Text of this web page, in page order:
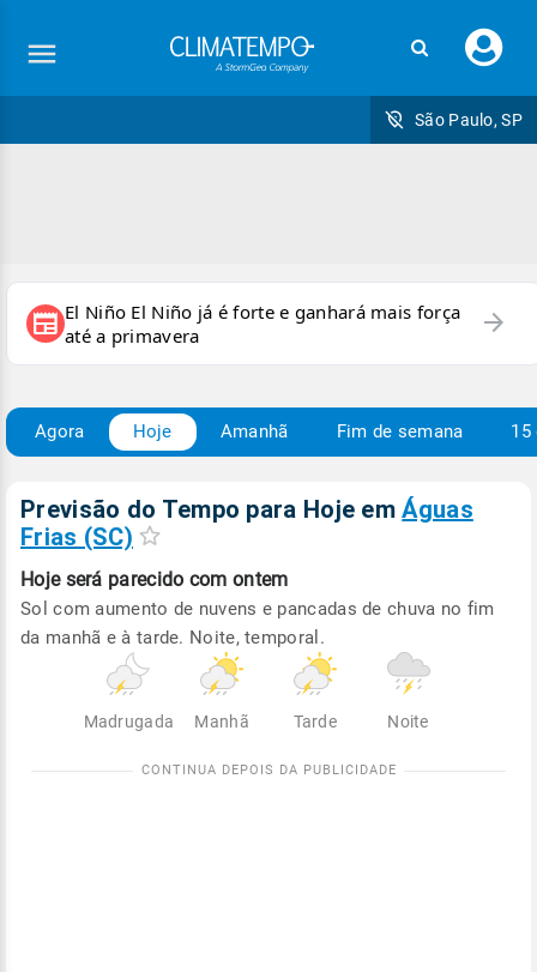
seu
São Paulo, SP
newspaper El Niño El Niño já é forte e ganhará mais força
até a primavera
arrow_forward
Agora Hoje Amanhã Fim de semana 15
Previsão do Tempo para Hoje emÁguas
Frias (SC)
Hoje será parecido com ontem
Sol com aumento de nuvens e pancadas de chuva no fim
da manhã e à tarde. Noite, temporal.
Madrugada Manhã Tarde Noite